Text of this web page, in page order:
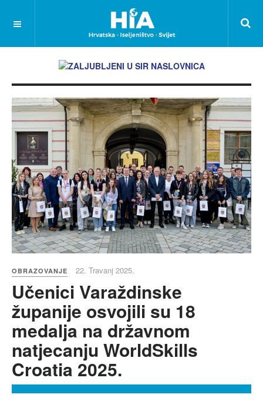
OBRAZOVANJE 22. Travanj 2025.
Učenici Varaždinske
županije osvojili su 18
medalja na državnom
natjecanju WorldSkills
Croatia 2025.